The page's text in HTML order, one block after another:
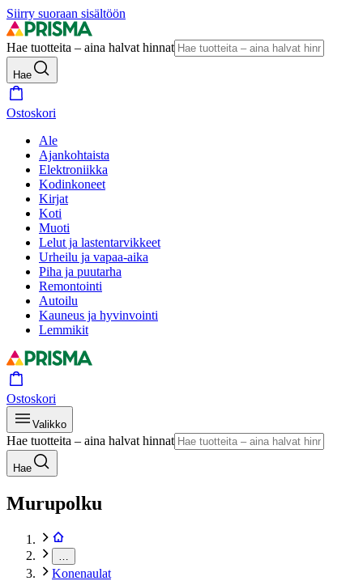
Siirry suoraan sisältöön
Hae tuotteita – aina halvat hinnat
Hae
Ostoskori
Ale
Ajankohtaista
Elektroniikka
Kodinkoneet
Kirjat
Koti
Muoti
Lelut ja lastentarvikkeet
Urheilu ja vapaa-aika
Piha ja puutarha
Remontointi
Autoilu
Kauneus ja hyvinvointi
Lemmikit
Ostoskori
Valikko
Hae tuotteita – aina halvat hinnat
Hae
Murupolku
Konenaulat